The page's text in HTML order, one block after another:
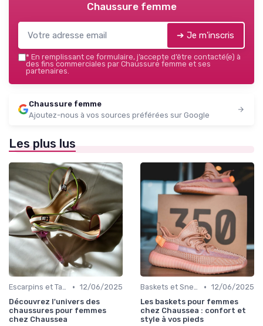
Chaussure femme
➔ Je m'inscris
* En remplissant ce formulaire, j’accepte d’être contacté(e) à
des fins commerciales par Chaussure femme et ses
partenaires.
Chaussure femme
Ajoutez-nous à vos sources préférées sur Google
Les plus lus
Escarpins et Talons • 12/06/2025
Découvrez l'univers des
chaussures pour femmes
chez Chaussea
Baskets et Sneakers • 12/06/2025
Les baskets pour femmes
chez Chaussea : confort et
style à vos pieds